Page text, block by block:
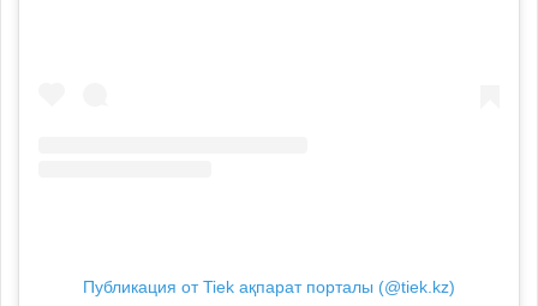
Публикация от Tiek ақпарат порталы (@tiek.kz)